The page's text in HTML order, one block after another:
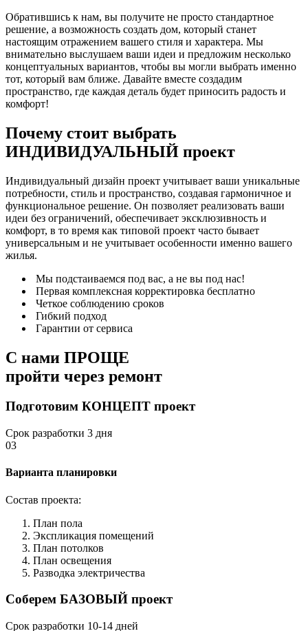
Обратившись к нам, вы получите не просто стандартное
решение, а возможность создать дом, который станет
настоящим отражением вашего стиля и характера. Мы
внимательно выслушаем ваши идеи и предложим несколько
концептуальных вариантов, чтобы вы могли выбрать именно
тот, который вам ближе. Давайте вместе создадим
пространство, где каждая деталь будет приносить радость и
комфорт!
Почему стоит выбрать
ИНДИВИДУАЛЬНЫЙ проект
Индивидуальный дизайн проект учитывает ваши уникальные
потребности, стиль и пространство, создавая гармоничное и
функциональное решение. Он позволяет реализовать ваши
идеи без ограничений, обеспечивает эксклюзивность и
комфорт, в то время как типовой проект часто бывает
универсальным и не учитывает особенности именно вашего
жилья.
Мы подстаиваемся под вас, а не вы под нас!
Первая комплексная корректировка бесплатно
Четкое соблюдению сроков
Гибкий подход
Гарантии от сервиса
С нами ПРОЩЕ
пройти через ремонт
Подготовим КОНЦЕПТ проект
Срок разработки 3 дня
03
Варианта планировки
Состав проекта:
План пола
Экспликация помещений
План потолков
План освещения
Разводка электричества
Соберем БАЗОВЫЙ проект
Срок разработки 10-14 дней